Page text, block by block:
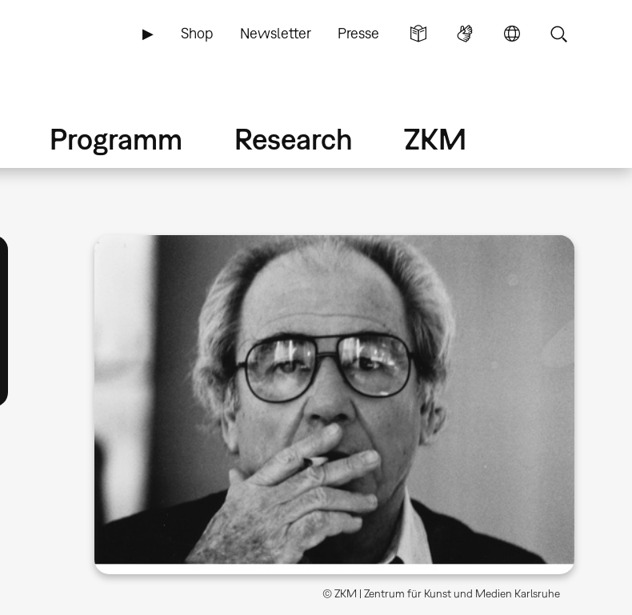
▶ Shop Newsletter Presse
Programm Research ZKM
© ZKM | Zentrum für Kunst und Medien Karlsruhe